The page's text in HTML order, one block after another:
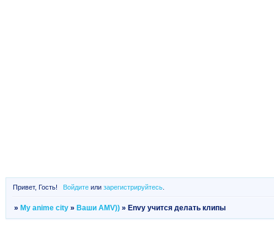
Привет, Гость! Войдитеили зарегистрируйтесь.
» My anime city » Ваши AMV)) » Envy учится делать клипы